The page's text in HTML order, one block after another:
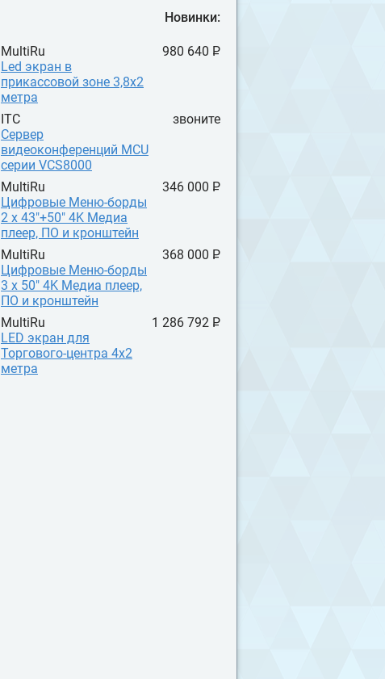
Новинки:
MultiRu
Led экран в
прикассовой зоне 3,8x2
метра
980 640 P
ITC
Сервер
видеоконференций MCU
серии VCS8000
звоните
MultiRu
Цифровые Меню-борды
2 х 43"+50" 4K Медиа
плеер, ПО и кронштейн
346 000 P
MultiRu
Цифровые Меню-борды
3 х 50" 4K Медиа плеер,
ПО и кронштейн
368 000 P
MultiRu
LED экран для
Торгового-центра 4x2
метра
1 286 792 P